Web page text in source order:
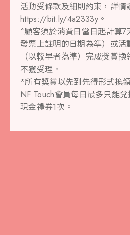
活動受條款及細則約束，詳情
https://bit.ly/4a2333y。
^顧客須於消費日當日起計算
發票上註明的日期為準）或活
（以較早者為準）完成獎賞
不獲受理。
*所有獎賞以先到先得形式換
NF Touch會員每日最多只能
現金禮券1次。